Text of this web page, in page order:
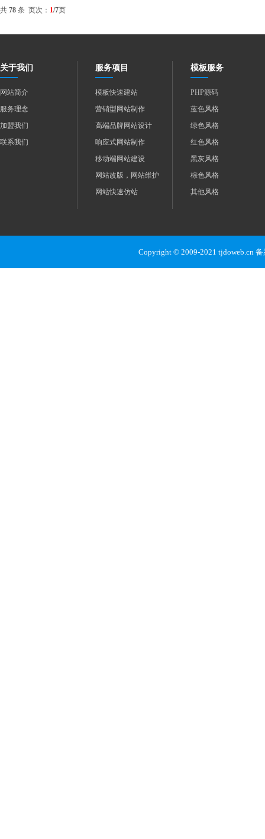
共 78 条 页次： 1/7页
关于我们
网站简介
服务理念
加盟我们
联系我们
服务项目
模板快速建站
营销型网站制作
高端品牌网站设计
响应式网站制作
移动端网站建设
网站改版，网站维护
网站快速仿站
模板服务
PHP源码
蓝色风格
绿色风格
红色风格
黑灰风格
棕色风格
其他风格
Copyright © 2009-2021 tjdoweb.cn